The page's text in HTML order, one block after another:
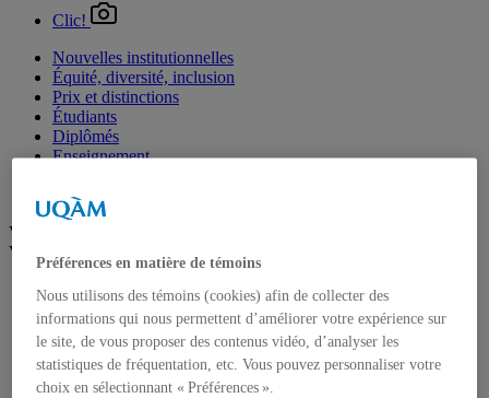
Clic!
Nouvelles institutionnelles
Équité, diversité, inclusion
Prix et distinctions
Étudiants
Diplômés
Enseignement
Fondation de l’UQAM
Voir plus
Voir moins
Arts
Département de danse
Département de musique
Département d'études littéraires
Département d'histoire de l'art
École de design
Préférences en matière de témoins
Nous utilisons des témoins (cookies) afin de collecter des
informations qui nous permettent d’améliorer votre expérience sur
le site, de vous proposer des contenus vidéo, d’analyser les
statistiques de fréquentation, etc. Vous pouvez personnaliser votre
choix en sélectionnant « Préférences ».